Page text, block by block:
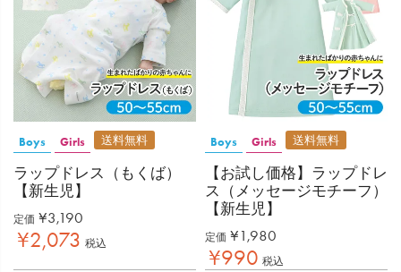
Boys Girls 送料無料
ラップドレス（もくば）
【新生児】
定価 ¥3,190
¥2,073 税込
Boys Girls 送料無料
【お試し価格】ラップドレ
ス（メッセージモチーフ）
【新生児】
定価 ¥ 1,980
¥990 税込